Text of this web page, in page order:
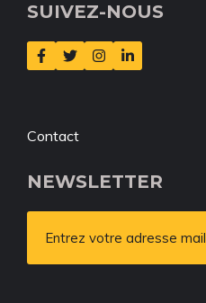
SUIVEZ-NOUS
Contact
NEWSLETTER
Entrez votre adresse mail